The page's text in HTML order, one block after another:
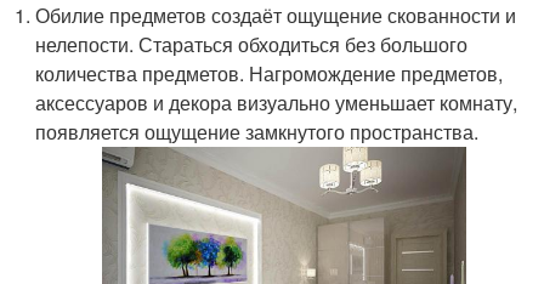
Обилие предметов создаёт ощущение скованности и
нелепости. Стараться обходиться без большого
количества предметов. Нагромождение предметов,
аксессуаров и декора визуально уменьшает комнату,
появляется ощущение замкнутого пространства.